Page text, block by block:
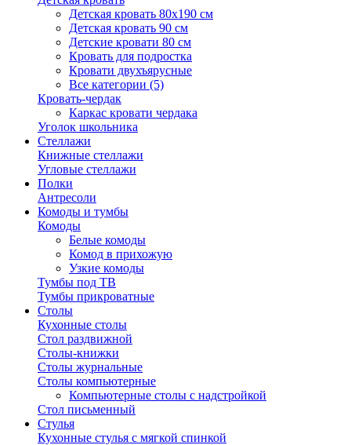
Детская кровать 80х190 см
Детская кровать 90 см
Детские кровати 80 см
Кровать для подростка
Кровати двухъярусные
Все категории (5)
Кровать-чердак
Каркас кровати чердака
Уголок школьника
Стеллажи
Книжные стеллажи
Угловые стеллажи
Полки
Антресоли
Комоды и тумбы
Комоды
Белые комоды
Комод в прихожую
Узкие комоды
Тумбы под ТВ
Тумбы прикроватные
Столы
Кухонные столы
Стол раздвижной
Столы-книжки
Столы журнальные
Столы компьютерные
Компьютерные столы с надстройкой
Стол письменный
Стулья
Кухонные стулья с мягкой спинкой